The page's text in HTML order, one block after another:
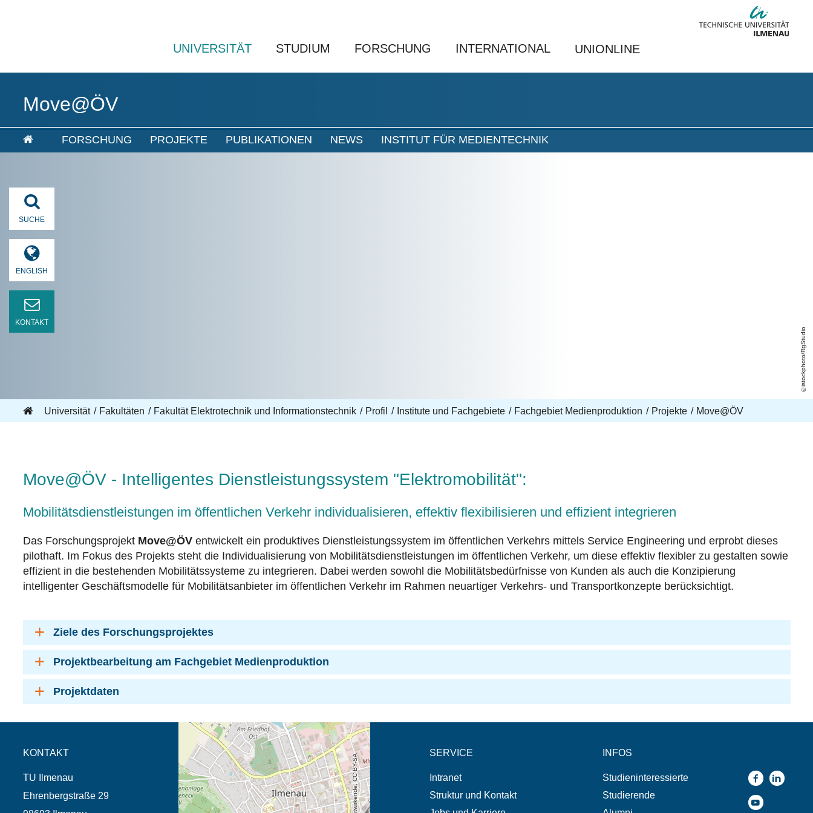
UNIVERSITÄT STUDIUM FORSCHUNG INTERNATIONAL UNIONLINE
Move@ÖV
FORSCHUNG PROJEKTE PUBLIKATIONEN NEWS INSTITUT FÜR MEDIENTECHNIK
istockphoto/RgStudio
SUCHE
ENGLISH
KONTAKT
Universität Fakultäten Fakultät Elektrotechnik und Informationstechnik Profil Institute und Fachgebiete Fachgebiet Medienproduktion Projekte Move@ÖV
Move@ÖV - Intelligentes Dienstleistungssystem "Elektromobilität":
Mobilitätsdienstleistungen im öffentlichen Verkehr individualisieren, effektiv flexibilisieren und effizient integrieren
Das Forschungsprojekt Move@ÖVentwickelt ein produktives Dienstleistungssystem im öffentlichen Verkehrs mittels Service Engineering und erprobt dieses
pilothaft. Im Fokus des Projekts steht die Individualisierung von Mobilitätsdienstleistungen im öffentlichen Verkehr, um diese effektiv flexibler zu gestalten sowie
effizient in die bestehenden Mobilitätssysteme zu integrieren. Dabei werden sowohl die Mobilitätsbedürfnisse von Kunden als auch die Konzipierung
intelligenter Geschäftsmodelle für Mobilitätsanbieter im öffentlichen Verkehr im Rahmen neuartiger Verkehrs- und Transportkonzepte berücksichtigt.
Ziele des Forschungsprojektes
Projektbearbeitung am Fachgebiet Medienproduktion
Projektdaten
KONTAKT
TU Ilmenau
Ehrenbergstraße 29
Öffnet die Anfahrtsbeschreibung in neuem
Tab (Karte)
SERVICE
Intranet
Struktur und Kontakt
INFOS
Studieninteressierte
Studierende